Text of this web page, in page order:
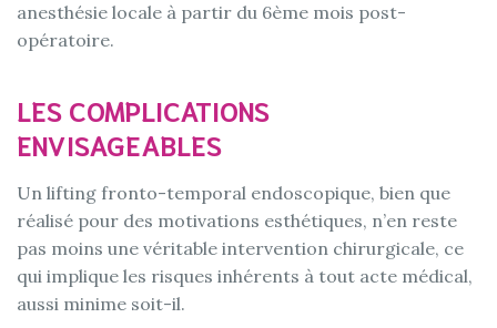
anesthésie locale à partir du 6ème mois post-
opératoire.
LES COMPLICATIONS
ENVISAGEABLES
Un lifting fronto-temporal endoscopique, bien que
réalisé pour des motivations esthétiques, n’en reste
pas moins une véritable intervention chirurgicale, ce
qui implique les risques inhérents à tout acte médical,
aussi minime soit-il.